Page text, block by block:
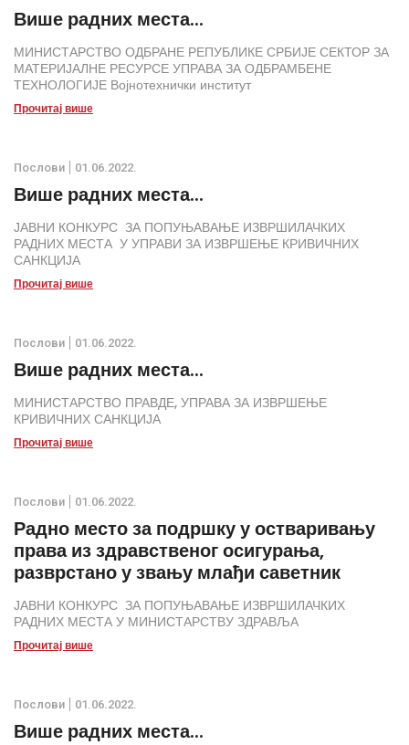
Више радних места...
МИНИСТАРСТВО ОДБРАНЕ РЕПУБЛИКЕ СРБИЈЕ СЕКТОР ЗА
МАТЕРИЈАЛНЕ РЕСУРСЕ УПРАВА ЗА ОДБРАМБЕНЕ
ТЕХНОЛОГИЈЕ Војнотехнички институт
Прочитај више
Послови 01.06.2022.
Више радних места...
ЈАВНИ КОНКУРС ЗА ПОПУЊАВАЊЕ ИЗВРШИЛАЧКИХ
РАДНИХ МЕСТА У УПРАВИ ЗА ИЗВРШЕЊЕ КРИВИЧНИХ
САНКЦИЈА
Прочитај више
Послови 01.06.2022.
Више радних места...
МИНИСТАРСТВО ПРАВДЕ, УПРАВА ЗА ИЗВРШЕЊЕ
КРИВИЧНИХ САНКЦИЈА
Прочитај више
Послови 01.06.2022.
Радно место за подршку у остваривању
права из здравственог осигурања,
разврстано у звању млађи саветник
ЈАВНИ КОНКУРС ЗА ПОПУЊАВАЊЕ ИЗВРШИЛАЧКИХ
РАДНИХ МЕСТА У МИНИСТАРСТВУ ЗДРАВЉА
Прочитај више
Послови 01.06.2022.
Више радних места...